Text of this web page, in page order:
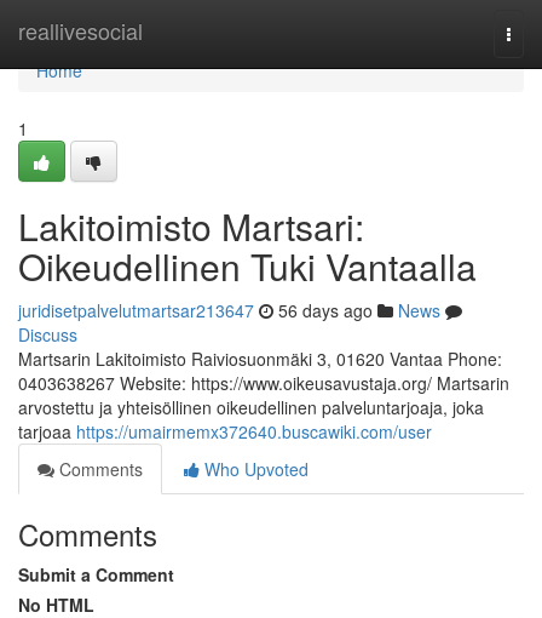
reallivesocial
Home
Home
1
Lakitoimisto Martsari:
Oikeudellinen Tuki Vantaalla
juridisetpalvelutmartsar213647 56 days ago
News
Discuss
Martsarin Lakitoimisto Raiviosuonmäki 3, 01620 Vantaa Phone:
0403638267 Website: https://www.oikeusavustaja.org/ Martsarin
arvostettu ja yhteisöllinen oikeudellinen palveluntarjoaja, joka
tarjoaa https://umairmemx372640.buscawiki.com/user
Comments
Who Upvoted
Comments
Submit a Comment
No HTML